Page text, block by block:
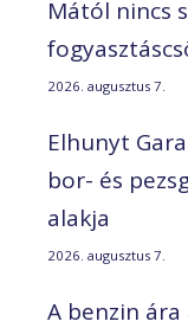
Mától nincs
2026. augusztus 7.
Elhunyt
bor- és
alakja
2026. augusztus 7.
A benzin